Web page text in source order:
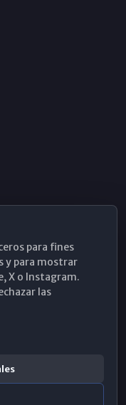
para fines
y para mostrar
X o Instagram.
las